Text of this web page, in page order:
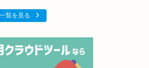
一覧を見る